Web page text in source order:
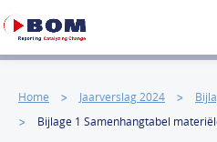
Home Jaarverslag 2024
Bijlage 1 Samenhangtabel